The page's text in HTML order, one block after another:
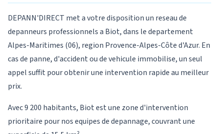
DEPANN'DIRECT met a votre disposition un reseau de
depanneurs professionnels a Biot, dans le departement
Alpes-Maritimes (06), region Provence-Alpes-Côte d'Azur. En
cas de panne, d'accident ou de vehicule immobilise, un seul
appel suffit pour obtenir une intervention rapide au meilleur
prix.
Avec 9 200 habitants, Biot est une zone d'intervention
prioritaire pour nos equipes de depannage, couvrant une